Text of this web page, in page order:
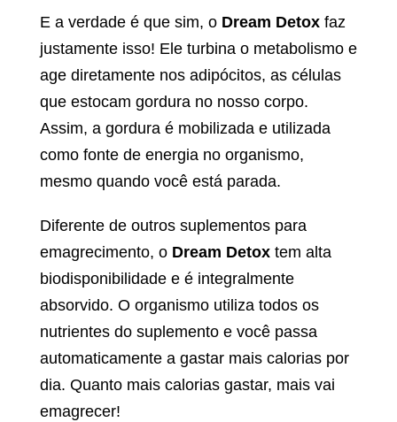
E a verdade é que sim, o Dream Detox faz
justamente isso! Ele turbina o metabolismo e
age diretamente nos adipócitos, as células
que estocam gordura no nosso corpo.
Assim, a gordura é mobilizada e utilizada
como fonte de energia no organismo,
mesmo quando você está parada.
Diferente de outros suplementos para
emagrecimento, o Dream Detox tem alta
biodisponibilidade e é integralmente
absorvido. O organismo utiliza todos os
nutrientes do suplemento e você passa
automaticamente a gastar mais calorias por
dia. Quanto mais calorias gastar, mais vai
emagrecer!